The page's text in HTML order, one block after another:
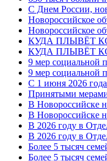
C Днем России,
Новороссийское
Новороссийское
КУДА ПЛЫВЁТ
КУДА ПЛЫВЁТ
9 мер социальной
9 мер социальной
С 1 июня 2026
Принятыми мерами
В Новороссийске
В Новороссийске
В 2026 году в
В 2026 году в
Более 5 тысяч
Более 5 тысяч